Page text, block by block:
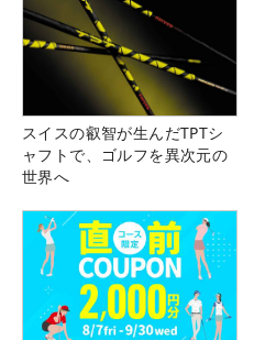
スイスの叡智が生んだTPTシ
ャフトで、ゴルフを異次元の
世界へ